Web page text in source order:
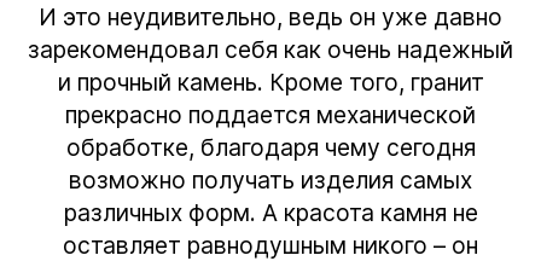
И это неудивительно, ведь он уже давно
зарекомендовал себя как очень надежный
и прочный камень. Кроме того, гранит
прекрасно поддается механической
обработке, благодаря чему сегодня
возможно получать изделия самых
различных форм. А красота камня не
оставляет равнодушным никого – он